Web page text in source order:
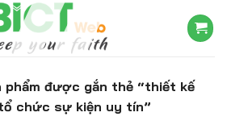
phẩm được gắn thẻ “thiết kế
chức sự kiện uy tín”